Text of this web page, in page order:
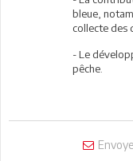
bleue,
collecte des
- Le
pêche.